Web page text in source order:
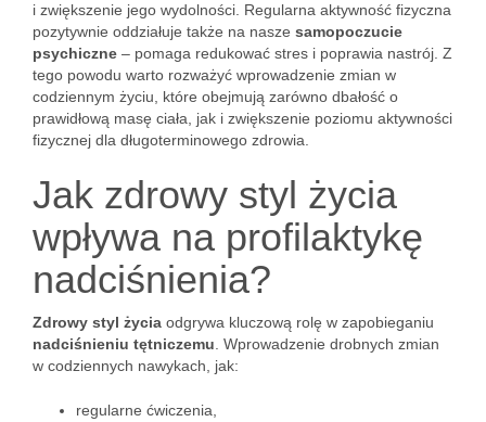
i zwiększenie jego wydolności. Regularna aktywność fizyczna
pozytywnie oddziałuje także na nasze samopoczucie
psychiczne – pomaga redukować stres i poprawia nastrój. Z
tego powodu warto rozważyć wprowadzenie zmian w
codziennym życiu, które obejmują zarówno dbałość o
prawidłową masę ciała, jak i zwiększenie poziomu aktywności
fizycznej dla długoterminowego zdrowia.
Jak zdrowy styl życia
wpływa na profilaktykę
nadciśnienia?
Zdrowy styl życia odgrywa kluczową rolę w zapobieganiu
nadciśnieniu tętniczemu . Wprowadzenie drobnych zmian
w codziennych nawykach, jak:
regularne ćwiczenia,